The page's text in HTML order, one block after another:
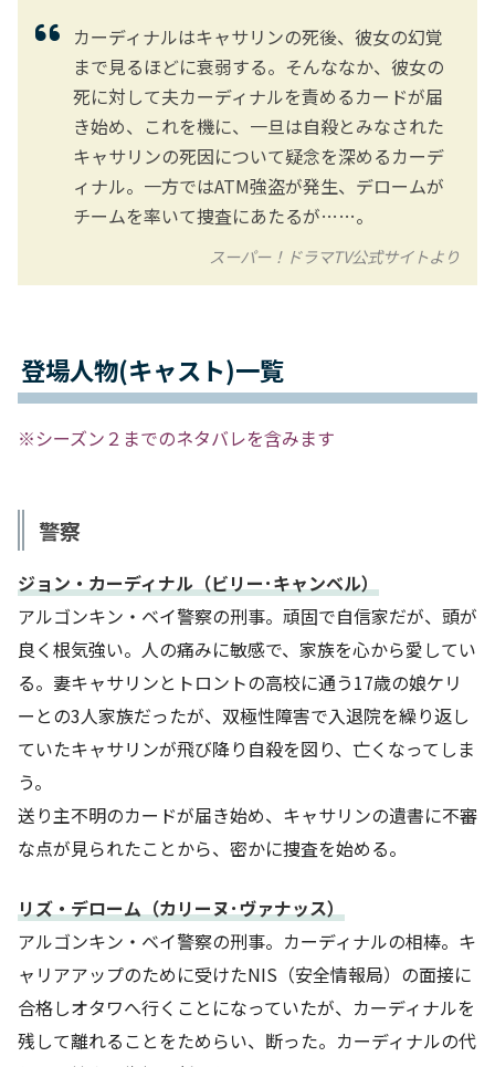
カーディナルはキャサリンの死後、彼女の幻覚
まで見るほどに衰弱する。そんななか、彼女の
死に対して夫カーディナルを責めるカードが届
き始め、これを機に、一旦は自殺とみなされた
キャサリンの死因について疑念を深めるカーデ
ィナル。一方ではATM強盗が発生、デロームが
チームを率いて捜査にあたるが……。
スーパー！ドラマTV公式サイトより
登場人物(キャスト)一覧
※シーズン２までのネタバレを含みます
警察
ジョン・カーディナル（ビリー･キャンベル）
アルゴンキン・ベイ警察の刑事。頑固で自信家だが、頭が
良く根気強い。人の痛みに敏感で、家族を心から愛してい
る。妻キャサリンとトロントの高校に通う17歳の娘ケリ
ーとの3人家族だったが、双極性障害で入退院を繰り返し
ていたキャサリンが飛び降り自殺を図り、亡くなってしま
う。
送り主不明のカードが届き始め、キャサリンの遺書に不審
な点が見られたことから、密かに捜査を始める。
リズ・デローム（カリーヌ･ヴァナッス）
アルゴンキン・ベイ警察の刑事。カーディナルの相棒。キ
ャリアアップのために受けたNIS（安全情報局）の面接に
合格しオタワへ行くことになっていたが、カーディナルを
残して離れることをためらい、断った。カーディナルの代